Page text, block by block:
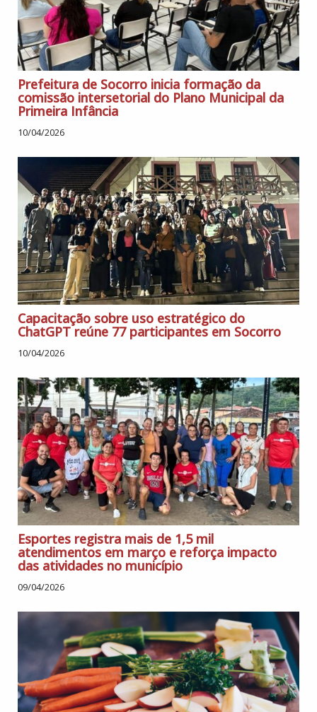
Prefeitura de Socorro inicia formação da
comissão intersetorial do Plano Municipal da
Primeira Infância
10/04/2026
Capacitação sobre uso estratégico do
ChatGPT reúne 77 participantes em Socorro
10/04/2026
Esportes registra mais de 1,5 mil
atendimentos em março e reforça impacto
das atividades no município
09/04/2026